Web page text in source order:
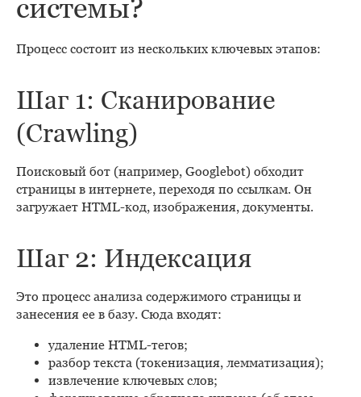
системы?
Процесс состоит из нескольких ключевых этапов:
Шаг 1: Сканирование
(Crawling)
Поисковый бот (например, Googlebot) обходит
страницы в интернете, переходя по ссылкам. Он
загружает HTML-код, изображения, документы.
Шаг 2: Индексация
Это процесс анализа содержимого страницы и
занесения ее в базу. Сюда входят:
удаление HTML-тегов;
разбор текста (токенизация, лемматизация);
извлечение ключевых слов;